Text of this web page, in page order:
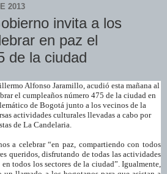
2013
invita a los
en paz el
de la ciudad
Alfonso Jaramillo, acudió esta mañana al
el cumpleaños número 475 de la ciudad en
de Bogotá junto a los vecinos de la
actividades culturales llevadas a cabo por
de La Candelaria.
a celebrar “en paz, compartiendo con todos
queridos, disfrutando de todas las actividades
todos los sectores de la ciudad”. Igualmente,